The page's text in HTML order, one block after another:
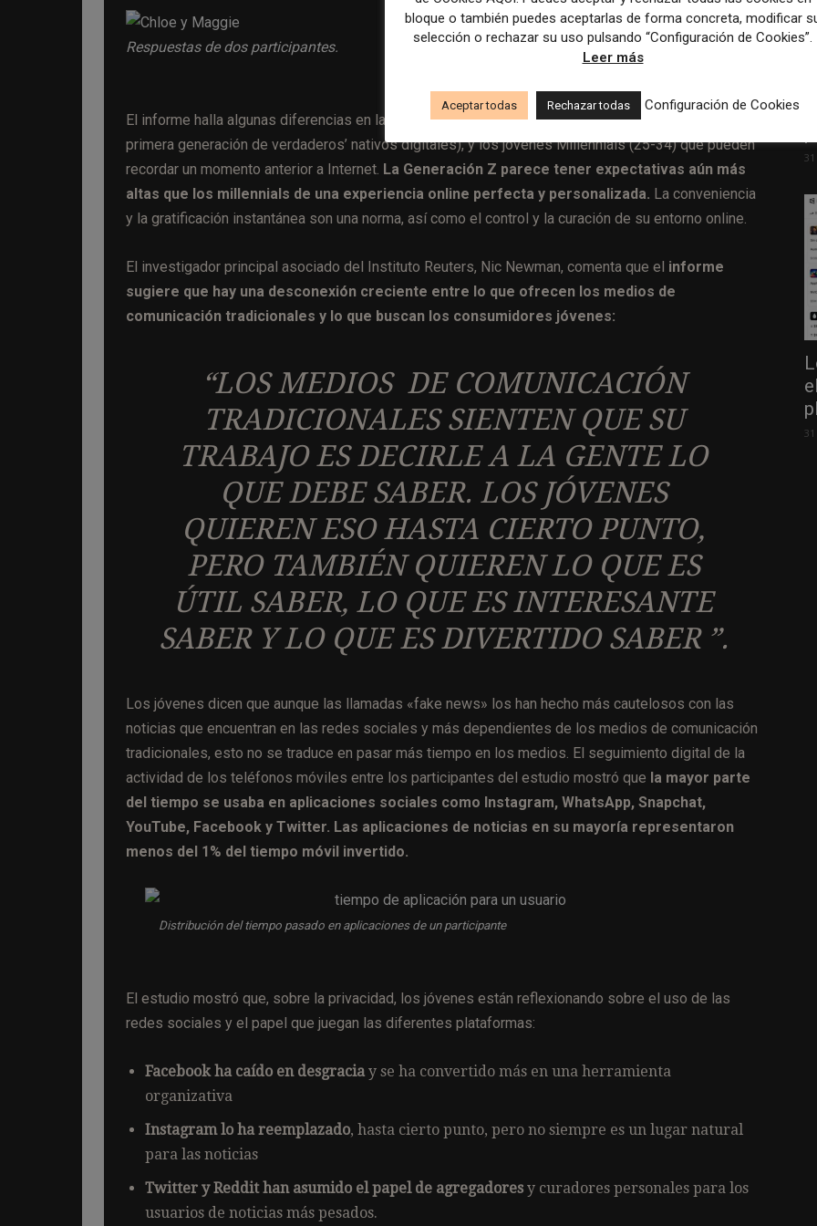
Respuestas de dos participantes.
El informe halla algunas diferencias en las actitudes entre la Generación Z ‘ (entre 18 y 24 años, la
primera generación de verdaderos’ nativos digitales), y los jóvenes Millennials (25-34) que pueden
recordar un momento anterior a Internet. La Generación Z parece tener expectativas aún más
altas que los millennials de una experiencia online perfecta y personalizada. La conveniencia
y la gratificación instantánea son una norma, así como el control y la curación de su entorno online.
El investigador principal asociado del Instituto Reuters, Nic Newman, comenta que el informe
sugiere que hay una desconexión creciente entre lo que ofrecen los medios de
comunicación tradicionales y lo que buscan los consumidores jóvenes:
“LOS MEDIOS DE COMUNICACIÓN
TRADICIONALES SIENTEN QUE SU
TRABAJO ES DECIRLE A LA GENTE LO
QUE DEBE SABER. LOS JÓVENES
QUIEREN ESO HASTA CIERTO PUNTO,
PERO TAMBIÉN QUIEREN LO QUE ES
ÚTIL SABER, LO QUE ES INTERESANTE
SABER Y LO QUE ES DIVERTIDO SABER ”.
Los jóvenes dicen que aunque las llamadas «fake news» los han hecho más cautelosos con las
noticias que encuentran en las redes sociales y más dependientes de los medios de comunicación
tradicionales, esto no se traduce en pasar más tiempo en los medios. El seguimiento digital de la
actividad de los teléfonos móviles entre los participantes del estudio mostró que la mayor parte
del tiempo se usaba en aplicaciones sociales como Instagram, WhatsApp, Snapchat,
YouTube, Facebook y Twitter. Las aplicaciones de noticias en su mayoría representaron
menos del 1% del tiempo móvil invertido.
Distribución del tiempo pasado en aplicaciones de un participante
El estudio mostró que, sobre la privacidad, los jóvenes están reflexionando sobre el uso de las
redes sociales y el papel que juegan las diferentes plataformas:
Facebook ha caído en desgraciay se ha convertido más en una herramienta
organizativa
Instagram lo ha reemplazado, hasta cierto punto, pero no siempre es un lugar natural
para las noticias
Twitter y Reddit han asumido el papel de agregadores y curadores personales para los
usuarios de noticias más pesados.
bloque o también puedes aceptarlas de forma concreta, modificar
selección o rechazar su uso pulsando “Configuración de Cookies”.
Leer más
Aceptar todas Rechazar todas Configuración de Cookies